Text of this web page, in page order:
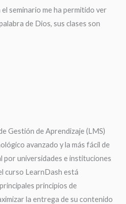
seminario me ha permitido ver
de Dios, sus clases son
Gestión de Aprendizaje (LMS)
avanzado y la más fácil de
por universidades e instituciones
curso LearnDash está
principios de
la entrega de su contenido